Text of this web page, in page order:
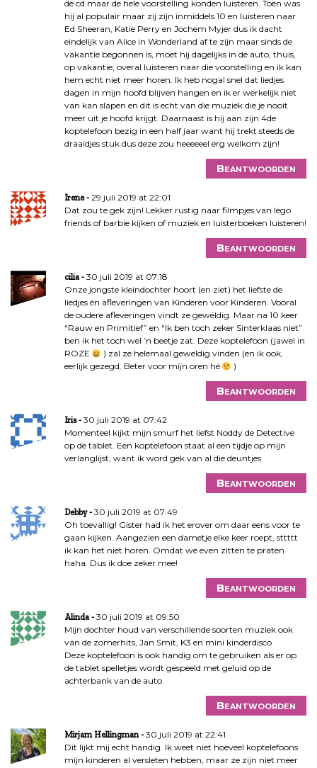
de cd maar de hele voorstelling konden luisteren. Toen was
hij al populair maar zij zijn inmiddels 10 en luisteren naar
Ed Sheeran, Katie Perry en Jochem Myjer dus ik dacht
eindelijk van Alice in Wonderland af te zijn maar sinds de
vakantie begonnen is, moet hij dagelijks in de auto, thuis,
op vakantie, overal luisteren naar die voorstelling en ik kan
hem echt niet meer horen. Ik heb nogal snel dat liedjes
dagen in mijn hoofd blijven hangen en ik er werkelijk niet
van kan slapen en dit is echt van die muziek die je nooit
meer uit je hoofd krijgt. Daarnaast is hij aan zijn 4de
koptelefoon bezig in een half jaar want hij trekt steeds de
draaidjes stuk dus deze zou heeeeeel erg welkom zijn!
Beantwoorden
Irene
29 juli 2019 at 22:01
Dat zou te gek zijn! Lekker rustig naar filmpjes van lego
friends of barbie kijken of muziek en luisterboeken luisteren!
Beantwoorden
cilia
30 juli 2019 at 07:18
Onze jongste kleindochter hoort (en ziet) het liefste de
liedjes én afleveringen van Kinderen voor Kinderen. Vooral
de oudere afleveringen vindt ze gewéldig. Maar na 10 keer
“Rauw en Primitief” en “Ik ben toch zeker Sinterklaas niet”
ben ik het toch wel ’n beetje zat. Deze koptelefoon (jawel in
ROZE
) zal ze helemaal geweldig vinden (en ik ook,
eerlijk gezegd. Beter voor míjn oren hé
)
Beantwoorden
Iris
30 juli 2019 at 07:42
Momenteel kijkt mijn smurf het liefst Noddy de Detective
op de tablet. Een koptelefoon staat al een tijdje op mijn
verlanglijst, want ik word gek van al die deuntjes
Beantwoorden
Debby
30 juli 2019 at 07:49
Oh toevallig! Gister had ik het erover om daar eens voor te
gaan kijken. Aangezien een dametje elke keer roept, sttttt
ik kan het niet horen. Omdat we even zitten te praten
haha. Dus ik doe zeker mee!
Beantwoorden
Alinda
30 juli 2019 at 09:50
Mijn dochter houd van verschillende soorten muziek ook
van de zomerhits, Jan Smit, K3 en mini kinderdisco
Deze koptelefoon is ook handig om te gebruiken als er op
de tablet spelletjes wordt gespeeld met geluid op de
achterbank van de auto
Beantwoorden
Mirjam Hellingman
30 juli 2019 at 22:41
Dit lijkt mij echt handig. Ik weet niet hoeveel koptelefoons
mijn kinderen al versleten hebben, maar ze zijn niet meer